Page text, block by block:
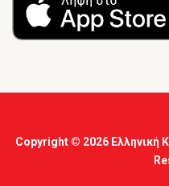
Copyright © 2026 Ελληνική